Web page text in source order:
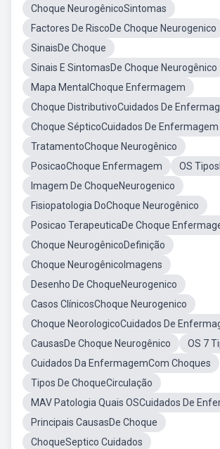
Choque NeurogênicoSintomas
Factores De RiscoDe Choque Neurogenico
SinaisDe Choque
Sinais E SintomasDe Choque Neurogênico
Mapa MentalChoque Enfermagem
Choque DistributivoCuidados De
Choque SépticoCuidados De Enfermagem
TratamentoChoque Neurogênico
PosicaoChoque Enfermagem
OS
Imagem De ChoqueNeurogenico
Fisiopatologia DoChoque Neurogênico
Posicao TerapeuticaDe Choque
Choque NeurogênicoDefinição
Choque NeurogênicoImagens
Desenho De ChoqueNeurogenico
Casos ClínicosChoque Neurogenico
Choque NeorologicoCuidados De
CausasDe Choque Neurogênico
OS 7
Cuidados Da EnfermagemCom Choques
Tipos De ChoqueCirculação
MAV Patologia Quais OSCuidados De
Principais CausasDe Choque
ChoqueSeptico Cuidados